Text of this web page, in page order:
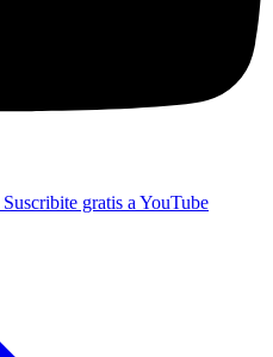
Suscribite gratis a YouTube